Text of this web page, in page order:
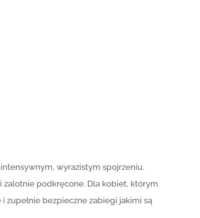
wyrazistym spojrzeniu.
zalotnie podkręcone. Dla kobiet, którym
zupełnie bezpieczne zabiegi jakimi są